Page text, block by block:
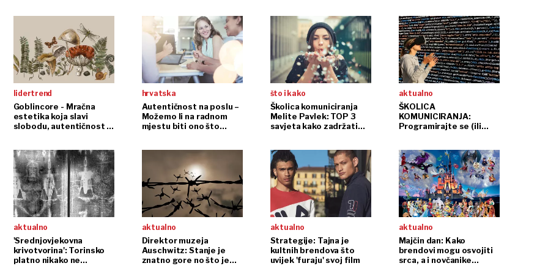
lidertrend
Goblincore - Mračna
estetika koja slavi
slobodu, autentičnost i
hrvatska
Autentičnost na poslu –
Možemo li na radnom
mjestu biti ono što
što i kako
Školica komuniciranja
Melite Pavlek: TOP 3
savjeta kako zadržati
aktualno
ŠKOLICA
KOMUNICIRANJA:
Programirajte se (ili
sobom)
aktualno
'Srednjovjekovna
krivotvorina': Torinsko
platno nikako ne
aktualno
Direktor muzeja
Auschwitz: Stanje je
znatno gore no što je
aktualno
Strategije: Tajna je
kultnih brendova što
uvijek 'furaju' svoj film
aktualno
Majčin dan: Kako
brendovi mogu osvojiti
srca, a i novčanike